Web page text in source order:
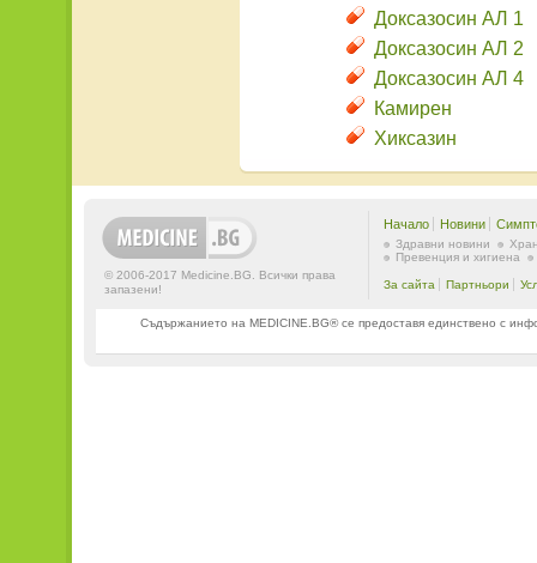
Доксазосин АЛ 1
Доксазосин АЛ 2
Доксазосин АЛ 4
Камирен
Хиксазин
© 2006-2017 Medicine.BG. Всички права
запазени!
Начало Новини
Здравни новини
Превенция и хигиена
За сайта Партньори
Съдържанието на MEDICINE.BG® се предоставя единствено с